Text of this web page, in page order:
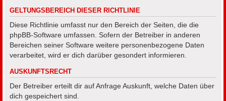
GELTUNGSBEREICH DIESER RICHTLINIE
Diese Richtlinie umfasst nur den Bereich der Seiten, die die
phpBB-Software umfassen. Sofern der Betreiber in anderen
Bereichen seiner Software weitere personenbezogene Daten
verarbeitet, wird er dich darüber gesondert informieren.
AUSKUNFTSRECHT
Der Betreiber erteilt dir auf Anfrage Auskunft, welche Daten über
dich gespeichert sind.